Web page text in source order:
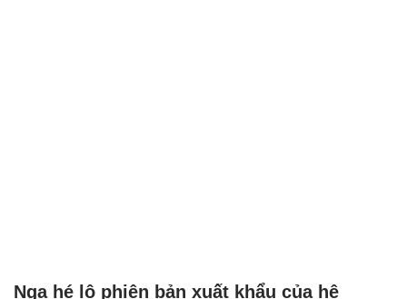
Nga hé lộ phiên bản xuất khẩu của hệ